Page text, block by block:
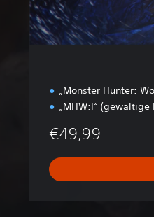
D
X
„Monster Hunter:
„MHW:I“ (gewaltige
€49,99